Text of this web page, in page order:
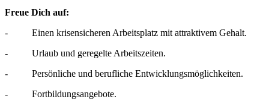
Freue Dich auf:
- Einen krisensicheren Arbeitsplatz mit attraktivem Gehalt.
- Urlaub und geregelte Arbeitszeiten.
- Persönliche und berufliche Entwicklungsmöglichkeiten.
- Fortbildungsangebote.